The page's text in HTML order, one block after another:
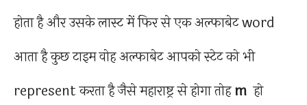
होता है और उसके लास्ट में फिर से एक अल्फाबेट word
आता है कुछ टाइम वोह अल्फाबेट आपको स्टेट को भी
represent करता है जैसे महाराष्ट्र से होगा तोहmहो